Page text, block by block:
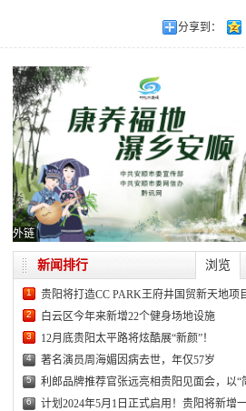
分享到：
外链
浏览
新闻排行
1 贵阳将打造CC PARK王府井国贸新天地项
2 白云区今年来新增22个健身场地设施
3 12月底贵阳太平路将炫酷展“新颜”！
4 著名演员周海媚因病去世，年仅57岁
5 利郎品牌推荐官张远亮相贵阳见面会，以“
6 计划2024年5月1日正式启用！贵阳将新增